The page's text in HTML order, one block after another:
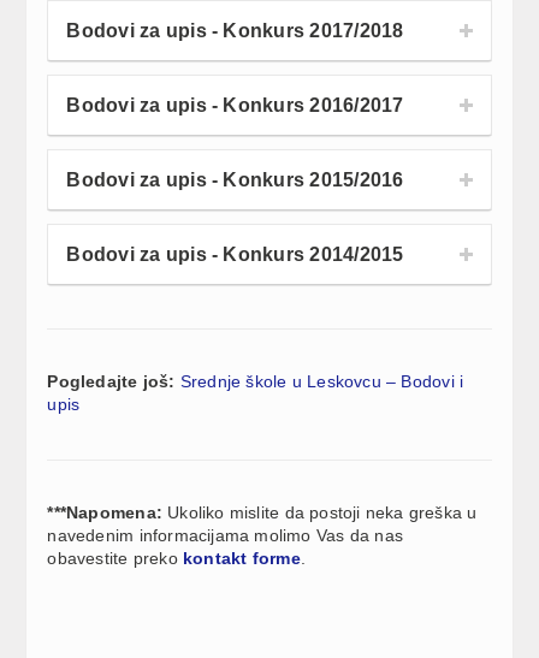
Bodovi za upis - Konkurs 2017/2018
Bodovi za upis - Konkurs 2016/2017
Bodovi za upis - Konkurs 2015/2016
Bodovi za upis - Konkurs 2014/2015
Pogledajte još: Srednje škole u Leskovcu – Bodovi i
upis
***Napomena: Ukoliko mislite da postoji neka greška u
navedenim informacijama molimo Vas da nas
obavestite preko kontakt forme.